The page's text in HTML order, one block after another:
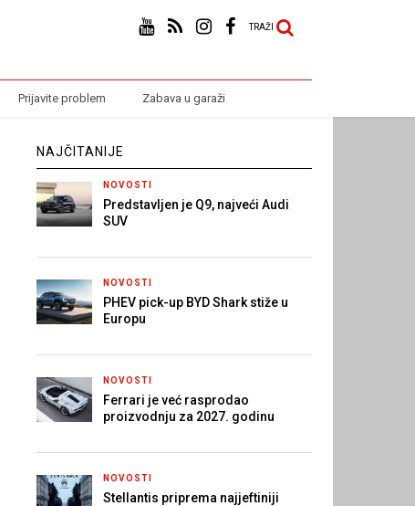
TRAŽI
Prijavite problem Zabava u garaži
NAJČITANIJE
NOVOSTI
Predstavljen je Q9, najveći Audi
SUV
NOVOSTI
PHEV pick-up BYD Shark stiže u
Europu
NOVOSTI
Ferrari je već rasprodao
proizvodnju za 2027. godinu
NOVOSTI
Stellantis priprema najjeftiniji